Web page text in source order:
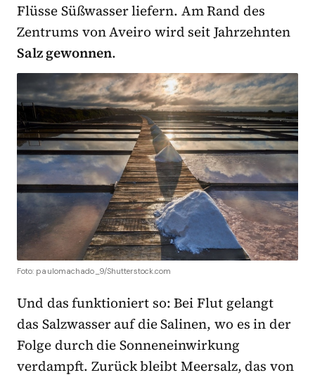
Flüsse Süßwasser liefern. Am Rand des
Zentrums von Aveiro wird seit Jahrzehnten
Salz gewonnen.
Foto: paulomachado_9/Shutterstock.com
Und das funktioniert so: Bei Flut gelangt
das Salzwasser auf die Salinen, wo es in der
Folge durch die Sonneneinwirkung
verdampft. Zurück bleibt Meersalz, das von